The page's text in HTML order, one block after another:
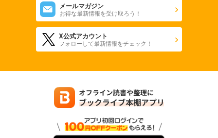
メールマガジン
お得な最新情報を受け取ろう！
X公式アカウント
フォローして最新情報をチェック！